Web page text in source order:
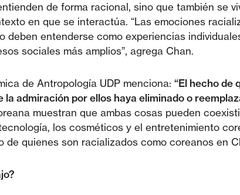
de forma racional, sino que también se
en que se interactúa. “Las emociones
deben entenderse como experiencias
sociales más amplios”, agrega Chan.
de Antropología UDP menciona:“El hecho de
admiración por ellos haya eliminado o
muestran que ambas cosas pueden
los cosméticos y el entretenimiento
quienes son racializados como coreanos en